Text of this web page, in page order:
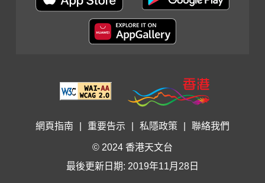
網頁指南 重要告示 私隱政策 聯絡我們
© 2024 香港天文台
最後更新日期: 2019年11月28日